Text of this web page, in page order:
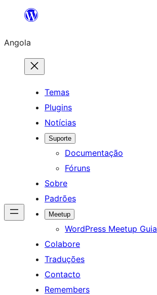
Saltar
o
conteúdo
Angola
Temas
Plugins
Notícias
Suporte
Documentação
Fóruns
Sobre
Padrões
Meetup
WordPress Meetup Guia
Colabore
Traduções
Contacto
Remembers